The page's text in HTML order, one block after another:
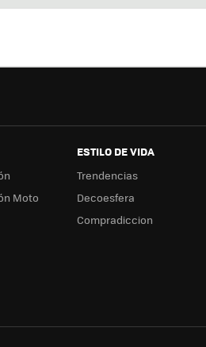
agr
boa
Moto
ESTILO DE VIDA
Trendencias
Decoesfera
Compradiccion